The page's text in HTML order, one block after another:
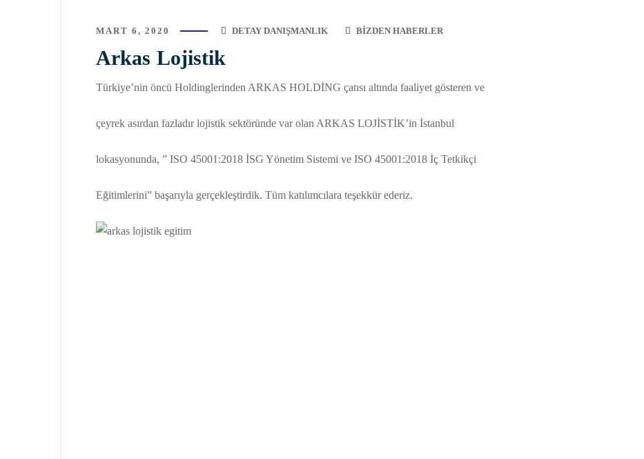
MART 6, 2020 DETAY DANIŞMANLIK BIZDEN HABERLER
Arkas Lojistik
Türkiye’nin öncü Holdinglerinden ARKAS HOLDİNG çatısı altında faaliyet gösteren ve
çeyrek asırdan fazladır lojistik sektöründe var olan ARKAS LOJİSTİK’in İstanbul
lokasyonunda, ” ISO 45001:2018 İSG Yönetim Sistemi ve ISO 45001:2018 İç Tetkikçi
Eğitimlerini” başarıyla gerçekleştirdik. Tüm katılımcılara teşekkür ederiz.